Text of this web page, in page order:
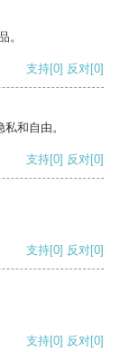
。
支持[0] 反对[0]
和自由。
支持[0] 反对[0]
支持[0] 反对[0]
支持[0] 反对[0]